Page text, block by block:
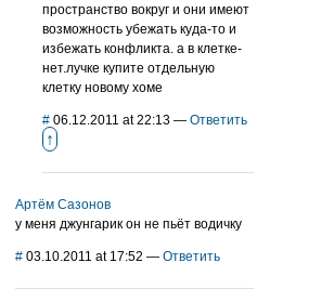
пространство вокруг и они имеют
возможность убежать куда-то и
избежать конфликта. а в клетке-
нет.лучке купите отдельную
клетку новому хоме
# 06.12.2011 at 22:13 — Ответить
↑
Артём Сазонов
у меня джунгарик он не пьёт водичку
# 03.10.2011 at 17:52 — Ответить